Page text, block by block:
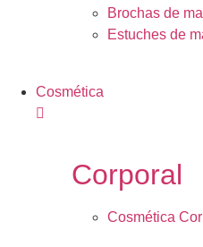
Brochas de
Estuches de
Cosmética
Corporal
Cosmética